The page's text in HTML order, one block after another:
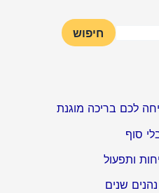
חיפוש
לכם בריכה מוגנת
סוף
ותפעול
שנים